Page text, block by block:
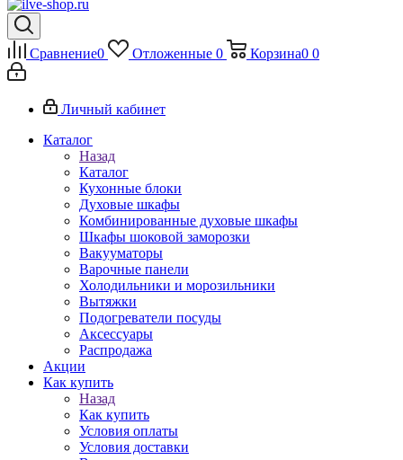
Сравнение0 Отложенные 0 Корзина0 0
Личный кабинет
Каталог
Назад
Каталог
Кухонные блоки
Духовые шкафы
Комбинированные духовые шкафы
Шкафы шоковой заморозки
Вакууматоры
Варочные панели
Холодильники и морозильники
Вытяжки
Подогреватели посуды
Аксессуары
Распродажа
Акции
Как купить
Назад
Как купить
Условия оплаты
Условия доставки